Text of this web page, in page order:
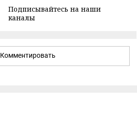
Подписывайтесь на наши
каналы
Комментировать